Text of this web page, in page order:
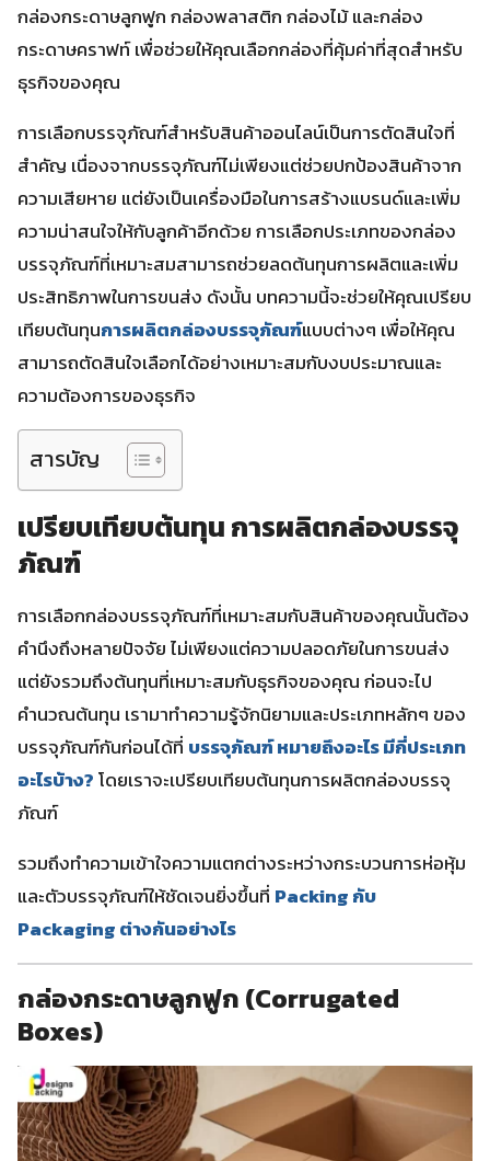
กล่องกระดาษลูกฟูก กล่องพลาสติก กล่องไม้ และกล่อง
กระดาษคราฟท์ เพื่อช่วยให้คุณเลือกกล่องที่คุ้มค่าที่สุดสำหรับ
ธุรกิจของคุณ
การเลือกบรรจุภัณฑ์สำหรับสินค้าออนไลน์เป็นการตัดสินใจที่
สำคัญ เนื่องจากบรรจุภัณฑ์ไม่เพียงแต่ช่วยปกป้องสินค้าจาก
ความเสียหาย แต่ยังเป็นเครื่องมือในการสร้างแบรนด์และเพิ่ม
ความน่าสนใจให้กับลูกค้าอีกด้วย การเลือกประเภทของกล่อง
บรรจุภัณฑ์ที่เหมาะสมสามารถช่วยลดต้นทุนการผลิตและเพิ่ม
ประสิทธิภาพในการขนส่ง ดังนั้น บทความนี้จะช่วยให้คุณเปรียบ
เทียบต้นทุนการผลิตกล่องบรรจุภัณฑ์แบบต่างๆ เพื่อให้คุณ
สามารถตัดสินใจเลือกได้อย่างเหมาะสมกับงบประมาณและ
ความต้องการของธุรกิจ
สารบัญ
เปรียบเทียบต้นทุน การผลิตกล่องบรรจุ
ภัณฑ์
การเลือกกล่องบรรจุภัณฑ์ที่เหมาะสมกับสินค้าของคุณนั้นต้อง
คำนึงถึงหลายปัจจัย ไม่เพียงแต่ความปลอดภัยในการขนส่ง
แต่ยังรวมถึงต้นทุนที่เหมาะสมกับธุรกิจของคุณ ก่อนจะไป
คำนวณต้นทุน เรามาทำความรู้จักนิยามและประเภทหลักๆ ของ
บรรจุภัณฑ์กันก่อนได้ที่ บรรจุภัณฑ์ หมายถึงอะไร มีกี่ประเภท
อะไรบ้าง?โดยเราจะเปรียบเทียบต้นทุนการผลิตกล่องบรรจุ
ภัณฑ์
รวมถึงทำความเข้าใจความแตกต่างระหว่างกระบวนการห่อหุ้ม
และตัวบรรจุภัณฑ์ให้ชัดเจนยิ่งขึ้นที่ Packing กับ
Packaging ต่างกันอย่างไร
กล่องกระดาษลูกฟูก (Corrugated
Boxes)